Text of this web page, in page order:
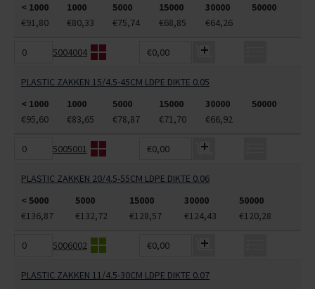
< 1000
1000 5000 15000 30000
50000
€91,80
€80,33 €75,74 €68,85 €64,26
5004004 €0,00
PLASTIC ZAKKEN 15/4.5-45CM LDPE DIKTE 0.05
< 1000
1000 5000 15000 30000
50000
€95,60
€83,65 €78,87 €71,70 €66,92
5005001 €0,00
PLASTIC ZAKKEN 20/4.5-55CM LDPE DIKTE 0.06
< 5000
5000 15000 30000
50000
€136,87
€132,72 €128,57 €124,43 €120,28
5006002 €0,00
PLASTIC ZAKKEN 11/4.5-30CM LDPE DIKTE 0.07